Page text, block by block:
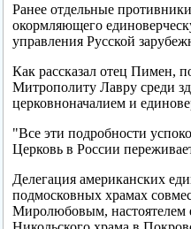
Ранее отдельные
окормляющего
управления Русской
Как рассказал отец Пимен,
Митрополиту Лавру среди
церковноначалием и
"Все эти подробности
Церковь в России
Делегация американских
подмосковных храмах
Миролюбовым, настоятелем